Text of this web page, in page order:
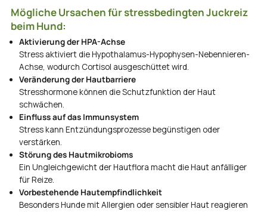
Mögliche Ursachen für stressbedingten Juckreiz
beim Hund:
Aktivierung der HPA-Achse
Stress aktiviert die Hypothalamus-Hypophysen-Nebennieren-
Achse, wodurch Cortisol ausgeschüttet wird.
Veränderung der Hautbarriere
Stresshormone können die Schutzfunktion der Haut
schwächen.
Einfluss auf das Immunsystem
Stress kann Entzündungsprozesse begünstigen oder
verstärken.
Störung des Hautmikrobioms
Ein Ungleichgewicht der Hautflora macht die Haut anfälliger
für Reize.
Vorbestehende Hautempfindlichkeit
Besonders Hunde mit Allergien oder sensibler Haut reagieren